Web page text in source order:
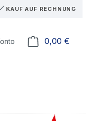
KAUF AUF RECHNUNG
0,00 €